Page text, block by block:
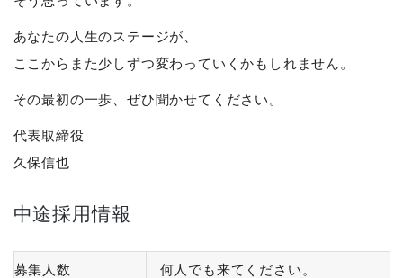
あなたの人生のステージが、
ここからまた少しずつ変わっていくかもしれません。
その最初の一歩、ぜひ聞かせてください。
代表取締役
久保信也
中途採用情報
募集人数 何人でも来てください。